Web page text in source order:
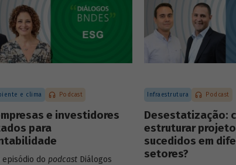
e clima Podcast
e investidores
para
episódio do podcast Diálogos
Infraestrutura Podcast
Desestatização:
estruturar
sucedidos em
setores?